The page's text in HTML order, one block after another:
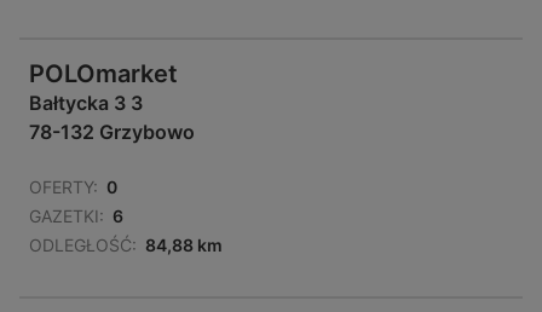
POLOmarket
Bałtycka 3 3
78-132 Grzybowo
OFERTY: 0
GAZETKI: 6
ODLEGŁOŚĆ: 84,88 km